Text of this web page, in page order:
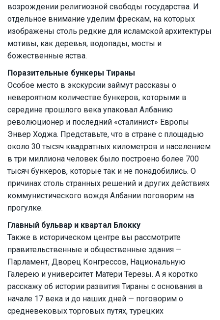
возрождении религиозной свободы государства. И
отдельное внимание уделим фрескам, на которых
изображены столь редкие для исламской архитектуры
мотивы, как деревья, водопады, мосты и
божественные яства.
Поразительные бункеры Тираны
Особое место в экскурсии займут рассказы о
невероятном количестве бункеров, которыми в
середине прошлого века упаковал Албанию
революционер и последний «сталинист» Европы
Энвер Ходжа. Представьте, что в стране с площадью
около 30 тысяч квадратных километров и населением
в три миллиона человек было построено более 700
тысяч бункеров, которые так и не понадобились. О
причинах столь странных решений и других действиях
коммунистического вождя Албании поговорим на
прогулке.
Главный бульвар и квартал Блокку
Также в историческом центре вы рассмотрите
правительственные и общественные здания —
Парламент, Дворец Конгрессов, Национальную
Галерею и университет Матери Терезы. А я коротко
расскажу об истории развития Тираны с основания в
начале 17 века и до наших дней — поговорим о
средневековых торговых путях, турецких